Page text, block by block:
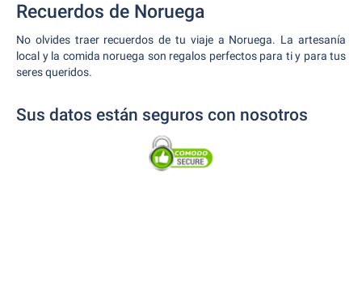
Recuerdos de Noruega
No olvides traer recuerdos de tu viaje a Noruega. La artesanía
local y la comida noruega son regalos perfectos para ti y para tus
seres queridos.
Sus datos están seguros con nosotros